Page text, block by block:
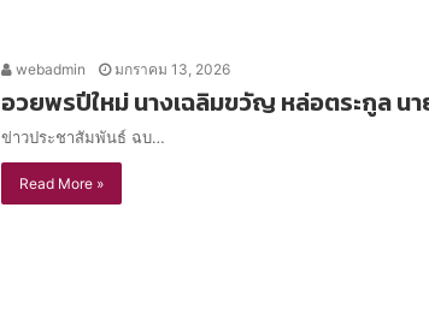
webadmin มกราคม 13, 2026
อวยพรปีใหม่ นางเฉลิมขวัญ หล่อตระกูล
ข่าวประชาสัมพันธ์ ฉบ…
Read More »